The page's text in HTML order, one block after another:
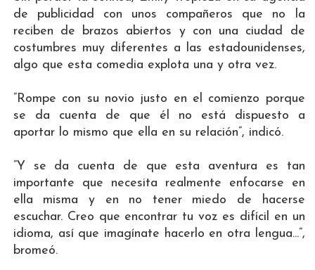
de publicidad con unos compañeros que no la
reciben de brazos abiertos y con una ciudad de
costumbres muy diferentes a las estadounidenses,
algo que esta comedia explota una y otra vez.
”Rompe con su novio justo en el comienzo porque
se da cuenta de que él no está dispuesto a
aportar lo mismo que ella en su relación”, indicó.
”Y se da cuenta de que esta aventura es tan
importante que necesita realmente enfocarse en
ella misma y en no tener miedo de hacerse
escuchar. Creo que encontrar tu voz es difícil en un
idioma, así que imagínate hacerlo en otra lengua...”,
bromeó.